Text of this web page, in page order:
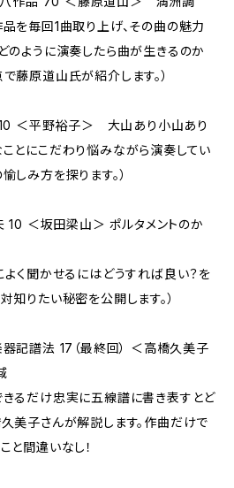
を毎回1曲取り上げ、その曲の魅力
のように演奏したら曲が生きるのか
藤原道山氏が紹介します。）
＜平野裕子＞ 大山あり小山あり
とにこだわり悩みながら演奏してい
しみ方を探ります。）
10 ＜坂田梁山＞ ポルタメントのか
よく聞かせるにはどうすれば良い？を
知りたい秘密を公開します。）
記譜法 17（最終回） ＜高橋久美子
るだけ忠実に五線譜に書き表すとど
美子さんが解説します。作曲だけで
と間違いなし！